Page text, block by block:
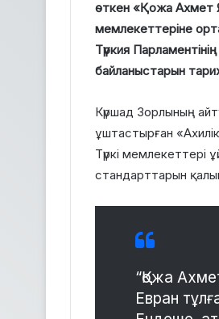
өткен «Қожа Ахмет
мемлекеттеріне
Түркия
байланыстарын
Күршад Зорлының
ұштастырған
Түркі мемлекеттері
стандарттарын
“Қожа
Евран